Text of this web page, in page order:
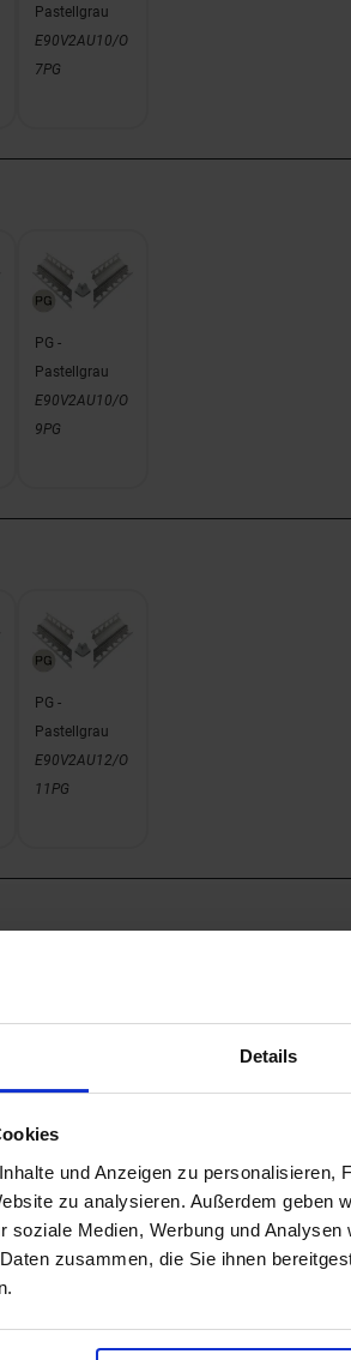
Details
und Anzeigen zu personalisieren,
zu analysieren. Außerdem geben
soziale Medien, Werbung und
zusammen, die Sie ihnen
Pastellgrau
E90V2AU10/O
7PG
PG -
Pastellgrau
E90V2AU10/O
9PG
PG -
Pastellgrau
E90V2AU12/O
11PG
Pastellgrau